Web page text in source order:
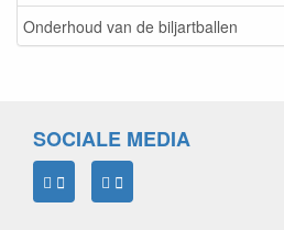
Onderhoud van de biljartballen
SOCIALE MEDIA